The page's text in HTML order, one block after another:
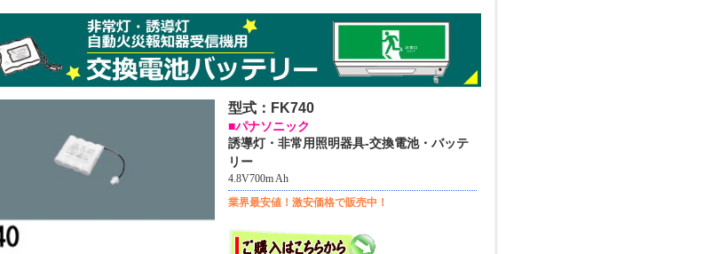
型式：FK740
■パナソニック
誘導灯・非常用照明器具-交換電池・バッテ
リー
4.8V700m Ah
業界最安値！激安価格で販売中！